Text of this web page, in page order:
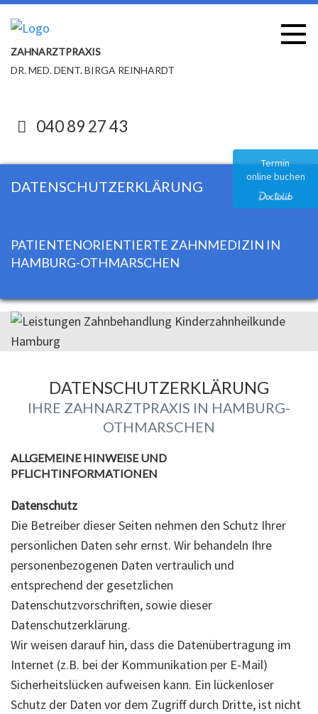
Termin
online buchen
ZAHNARZTPRAXIS
DR. MED. DENT. BIRGA REINHARDT
040 89 27 43
DATENSCHUTZERKLÄRUNG
PATIENTENORIENTIERTE ZAHNMEDIZIN IN
HAMBURG-OTHMARSCHEN
DATENSCHUTZERKLÄRUNG
IHRE ZAHNARZTPRAXIS IN HAMBURG-
OTHMARSCHEN
ALLGEMEINE HINWEISE UND
PFLICHTINFORMATIONEN
Datenschutz
Die Betreiber dieser Seiten nehmen den Schutz Ihrer
persönlichen Daten sehr ernst. Wir behandeln Ihre
personenbezogenen Daten vertraulich und
entsprechend der gesetzlichen
Datenschutzvorschriften, sowie dieser
Datenschutzerklärung.
Wir weisen darauf hin, dass die Datenübertragung im
Internet (z.B. bei der Kommunikation per E-Mail)
Sicherheitslücken aufweisen kann. Ein lückenloser
Schutz der Daten vor dem Zugriff durch Dritte, ist nicht